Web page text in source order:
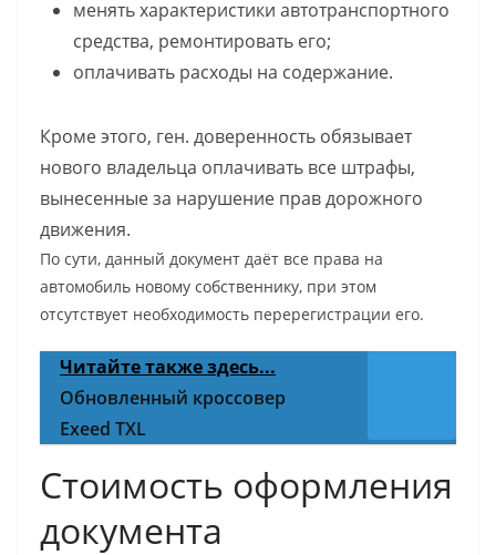
менять характеристики автотранспортного
средства, ремонтировать его;
оплачивать расходы на содержание.
Кроме этого, ген. доверенность обязывает
нового владельца оплачивать все штрафы,
вынесенные за нарушение прав дорожного
движения.
По сути, данный документ даёт все права на
автомобиль новому собственнику, при этом
отсутствует необходимость перерегистрации его.
Читайте также здесь...
Обновленный кроссовер
Exeed TXL
Стоимость оформления
документа